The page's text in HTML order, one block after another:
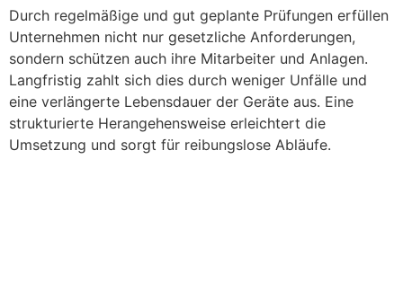
Durch regelmäßige und gut geplante Prüfungen erfüllen
Unternehmen nicht nur gesetzliche Anforderungen,
sondern schützen auch ihre Mitarbeiter und Anlagen.
Langfristig zahlt sich dies durch weniger Unfälle und
eine verlängerte Lebensdauer der Geräte aus. Eine
strukturierte Herangehensweise erleichtert die
Umsetzung und sorgt für reibungslose Abläufe.